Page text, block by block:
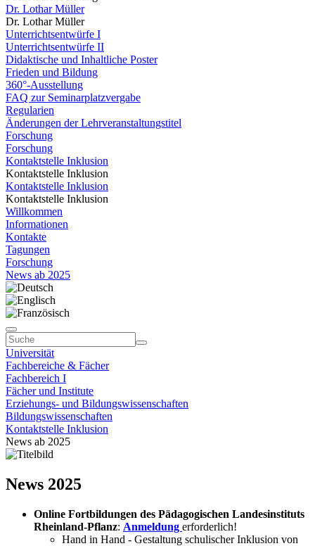
Dr. Lothar Müller
Dr. Lothar Müller
Unterrichtsentwürfe I
Unterrichtsentwürfe II
Didaktische und Inhaltliche Poster
Frieden und Bildung
360°-Ausstellung
FAQ zur Seminarplatzvergabe
Regularien
Änderungen der Lehrveranstaltungstitel
Forschung
Forschung
Kontaktstelle Inklusion
Kontaktstelle Inklusion
Kontaktstelle Inklusion
Kontaktstelle Inklusion
Willkommen
Informationen
Kontakte
Tagungen
Forschung
News ab 2025
Universität
Fachbereiche & Fächer
Fachbereich I
Fächer und Institute
Erziehungs- und Bildungswissenschaften
Bildungswissenschaften
Kontaktstelle Inklusion
News ab 2025
News 2025
Online Fortbildungen des Pädagogischen Landesinstituts
Rheinland-Pflanz: Anmeldung erforderlich!
Hand in Hand - Gestaltung schulischer Inklusion von